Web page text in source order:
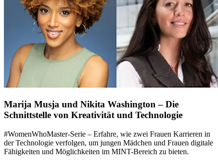
Marija Musja und Nikita Washington – Die
Schnittstelle von Kreativität und Technologie
#WomenWhoMaster-Serie – Erfahre, wie zwei Frauen Karrieren in
der Technologie verfolgen, um jungen Mädchen und Frauen digitale
Fähigkeiten und Möglichkeiten im MINT-Bereich zu bieten.